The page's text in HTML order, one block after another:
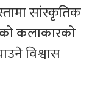
सांस्कृतिक
कलाकारको
विश्वास